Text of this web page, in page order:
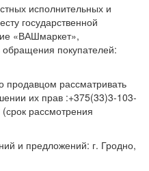
исполнительных и
государственной
«ВАШмаркет»,
покупателей:
продавцом рассматривать
их прав :+375(33)3-103-
рассмотрения
и предложений: г. Гродно,